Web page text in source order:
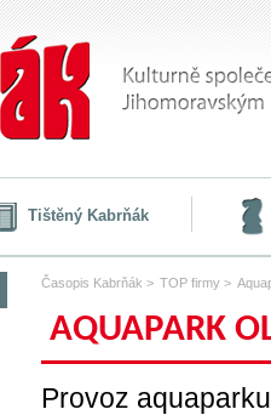
Tištěný Kabrňák
Časopis Kabrňák > TOP firmy >
AQUAPARK
Provoz aquaparku